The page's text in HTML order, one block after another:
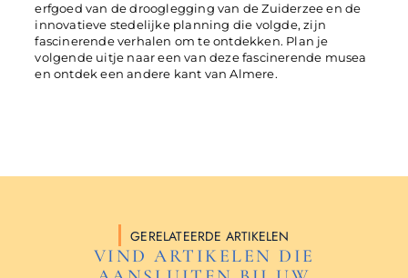
erfgoed van de drooglegging van de Zuiderzee en de
innovatieve stedelijke planning die volgde, zijn
fascinerende verhalen om te ontdekken. Plan je
volgende uitje naar een van deze fascinerende musea
en ontdek een andere kant van Almere.
GERELATEERDE ARTIKELEN
VIND ARTIKELEN DIE